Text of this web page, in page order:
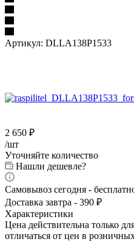
Артикул: DLLA138P1533
2 650 ₽
/шт
Уточняйте количество
Нашли дешевле?
Самовывоз сегодня -
Доставка завтра - 390 ₽
Характеристики
Цена действительна только
отличаться от цен в